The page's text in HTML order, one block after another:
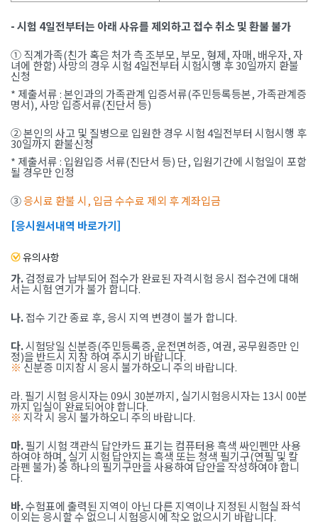
- 시험 4일전부터는 아래 사유를 제외하고 접수 취소 및 환불 불가
① 직계가족(친가 혹은 처가 측 조부모, 부모, 형제, 자매, 배우자, 자
녀에 한함) 사망의 경우 시험 4일전부터 시험시행 후 30일까지 환불
신청
* 제출서류 : 본인과의 가족관계 입증서류(주민등록등본, 가족관계증
명서), 사망 입증서류(진단서 등)
② 본인의 사고 및 질병으로 입원한 경우 시험 4일전부터 시험시행 후
30일까지 환불신청
* 제출서류 : 입원입증 서류(진단서 등) 단, 입원기간에 시험일이 포함
될 경우만 인정
③응시료 환불 시, 입금 수수료 제외 후 계좌입금
[응시원서내역 바로가기]
유의사항
가.검정료가 납부되어 접수가 완료된 자격시험 응시 접수건에 대해
서는 시험 연기가 불가 합니다.
나.접수 기간 종료 후, 응시 지역 변경이 불가 합니다.
다.시험당일 신분증(주민등록증, 운전면허증, 여권, 공무원증만 인
정)을 반드시 지참 하여 주시기 바랍니다.
※신분증 미지참 시 응시 불가하오니 주의 바랍니다.
라. 필기 시험 응시자는 09시 30분까지, 실기시험응시자는 13시 00분
까지 입실이 완료되어야 합니다.
※ 지각 시 응시 불가하오니 주의 바랍니다.
마.필기 시험 객관식 답안카드 표기는 컴퓨터용 흑색 싸인펜만 사용
하여야 하며, 실기 시험 답안지는 흑색 또는 청색 필기구(연필 및 칼
라펜 불가) 중 하나의 필기구만을 사용하여 답안을 작성하여야 합니
다.
바.수험표에 출력된 지역이 아닌 다른 지역이나 지정된 시험실 좌석
이외는 응시할 수 없으니 시험응시에 착오 없으시기 바랍니다.